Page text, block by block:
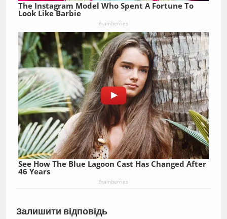
The Instagram Model Who Spent A Fortune To
Look Like Barbie
Brainberries
See How The Blue Lagoon Cast Has Changed After
46 Years
Brainberries
Залишити відповідь